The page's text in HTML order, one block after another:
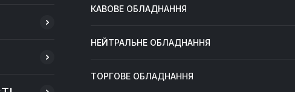
КАВОВЕ ОБЛАДНАННЯ
НЕЙТРАЛЬНЕ ОБЛАДНАННЯ
ТОРГОВЕ ОБЛАДНАННЯ